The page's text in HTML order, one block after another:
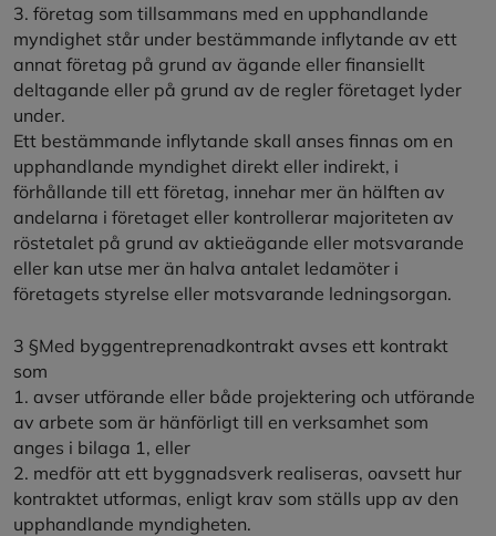
3. företag som tillsammans med en upphandlande
myndighet står under bestämmande inflytande av ett
annat företag på grund av ägande eller finansiellt
deltagande eller på grund av de regler företaget lyder
under.
Ett bestämmande inflytande skall anses finnas om en
upphandlande myndighet direkt eller indirekt, i
förhållande till ett företag, innehar mer än hälften av
andelarna i företaget eller kontrollerar majoriteten av
röstetalet på grund av aktieägande eller motsvarande
eller kan utse mer än halva antalet ledamöter i
företagets styrelse eller motsvarande ledningsorgan.
3 §Med byggentreprenadkontrakt avses ett kontrakt
som
1. avser utförande eller både projektering och utförande
av arbete som är hänförligt till en verksamhet som
anges i bilaga 1, eller
2. medför att ett byggnadsverk realiseras, oavsett hur
kontraktet utformas, enligt krav som ställs upp av den
upphandlande myndigheten.